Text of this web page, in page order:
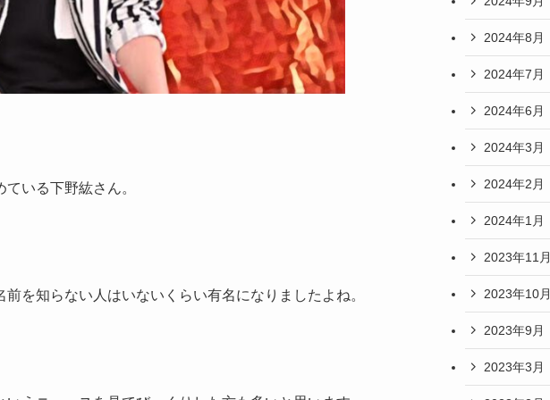
いる下野紘さん。
を知らない人はいないくらい有名になりましたよね。
2024年8月
2024年7月
2024年6月
2024年3月
2024年2月
2024年1月
2023年11月
2023年10月
2023年9月
2023年3月